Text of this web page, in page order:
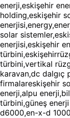
enerji,eskişehir
holding,eskişehir
solar
enerjisi,eskişehir
türbini,vertikal
karavan,dc dalgıç
firmalareskişehir
enerji,alpu
türbini,güneş
d6000,en-x-d 1000